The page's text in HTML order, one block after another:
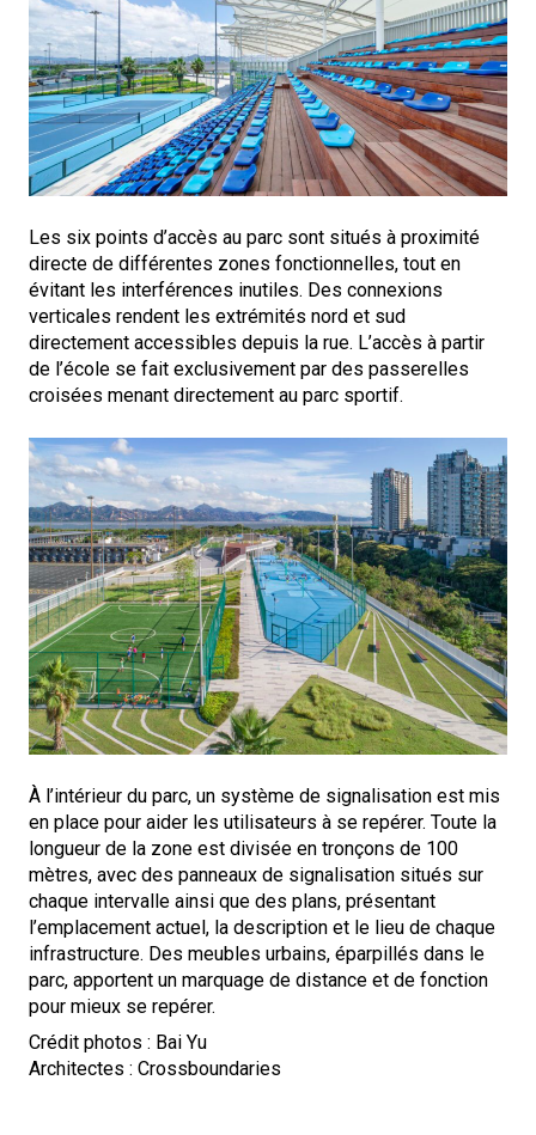
Les six points d’accès au parc sont situés à proximité
directe de différentes zones fonctionnelles, tout en
évitant les interférences inutiles. Des connexions
verticales rendent les extrémités nord et sud
directement accessibles depuis la rue. L’accès à partir
de l’école se fait exclusivement par des passerelles
croisées menant directement au parc sportif.
À l’intérieur du parc, un système de signalisation est mis
en place pour aider les utilisateurs à se repérer. Toute la
longueur de la zone est divisée en tronçons de 100
mètres, avec des panneaux de signalisation situés sur
chaque intervalle ainsi que des plans, présentant
l’emplacement actuel, la description et le lieu de chaque
infrastructure. Des meubles urbains, éparpillés dans le
parc, apportent un marquage de distance et de fonction
pour mieux se repérer.
Crédit photos : Bai Yu
Architectes : Crossboundaries